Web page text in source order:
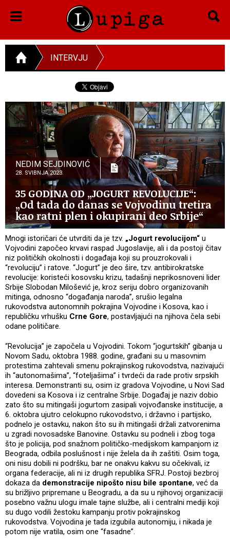
INTERVJU
NEDIM SEJDINOVIĆ
28. SVIBNJA 2023.
35 GODINA OD „JOGURT REVOLUCIJE“:
„Od tada do danas se Vojvodinu tretira
kao ratni plen i okupirani deo Srbije“
Mnogi istoričari će utvrditi da je tzv. „Jogurt revolucijom“ u
Vojvodini započeo krvavi raspad Jugoslavije, ali i da postoji čitav
niz političkih okolnosti i događaja koji su prouzrokovali i
“revoluciju” i ratove. “Jogurt” je deo šire, tzv. antibirokratske
revolucije: koristeći kosovsku krizu, tadašnji neprikosnoveni lider
Srbije Slobodan Milošević je, kroz seriju dobro organizovanih
mitinga, odnosno “događanja naroda”, srušio legalna
rukovodstva autonomnih pokrajina Vojvodine i Kosova, kao i
republičku vrhušku Crne Gore, postavljajući na njihova čela sebi
odane političare.
“Revolucija” je započela u Vojvodini. Tokom “jogurtskih” gibanja u
Novom Sadu, oktobra 1988. godine, građani su u masovnim
protestima zahtevali smenu pokrajinskog rukovodstva, nazivajući
ih “autonomašima”, “foteljašima” i tvrdeći da rade protiv srpskih
interesa. Demonstranti su, osim iz gradova Vojvodine, u Novi Sad
dovedeni sa Kosova i iz centralne Srbije. Događaj je naziv dobio
zato što su mitingaši jogurtom zasipali vojvođanske institucije, a
6. oktobra ujutro celokupno rukovodstvo, i državno i partijsko,
podnelo je ostavku, nakon što su ih mitingaši držali zatvorenima
u zgradi novosadske Banovine. Ostavku su podneli i zbog toga
što je policija, pod snažnom političko-medijskom kampanjom iz
Beograda, odbila poslušnost i nije želela da ih zaštiti. Osim toga,
oni nisu dobili ni podršku, bar ne onakvu kakvu su očekivali, iz
organa federacije, ali ni iz drugih republika SFRJ. Postoji bezbroj
dokaza da demonstracije nipošto nisu bile spontane, već da
su brižljivo pripremane u Beogradu, a da su u njihovoj organizaciji
posebno važnu ulogu imale tajne službe, ali i centralni mediji koji
su dugo vodili žestoku kampanju protiv pokrajinskog
rukovodstva. Vojvodina je tada izgubila autonomiju, i nikada je
potom nije vratila, osim one “fasadne”.